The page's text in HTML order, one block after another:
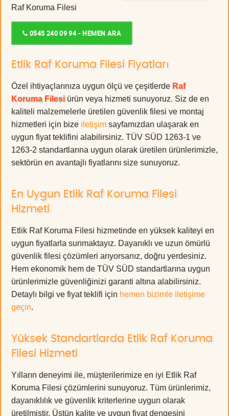
Raf Koruma Filesi
0545 240 09 94 - HEMEN ARA
Etlik Raf Koruma Filesi Fiyatları
Özel ihtiyaçlarınıza uygun ölçü ve çeşitlerde Raf
Koruma Filesi ürün veya hizmeti sunuyoruz. Siz de en
kaliteli malzemelerle üretilen güvenlik filesi ve montaj
hizmetleri için bize iletişim sayfamızdan ulaşarak en
uygun fiyat teklifini alabilirsiniz. TÜV SÜD 1263-1 ve
1263-2 standartlarına uygun olarak üretilen ürünlerimizle,
sektörün en avantajlı fiyatlarını size sunuyoruz.
En Uygun Etlik Raf Koruma Filesi
Hizmeti
Etlik Raf Koruma Filesi hizmetinde en yüksek kaliteyi en
uygun fiyatlarla sunmaktayız. Dayanıklı ve uzun ömürlü
güvenlik filesi çözümleri arıyorsanız, doğru yerdesiniz.
Hem ekonomik hem de TÜV SÜD standartlarına uygun
ürünlerimizle güvenliğinizi garanti altına alabilirsiniz.
Detaylı bilgi ve fiyat teklifi için hemen bizimle iletişime
geçin.
Yüksek Standartlarda Etlik Raf Koruma
Filesi Hizmeti
Yılların deneyimi ile, müşterilerimize en iyi Etlik Raf
Koruma Filesi çözümlerini sunuyoruz. Tüm ürünlerimiz,
dayanıklılık ve güvenlik kriterlerine uygun olarak
üretilmiştir. Üstün kalite ve uygun fiyat dengesini